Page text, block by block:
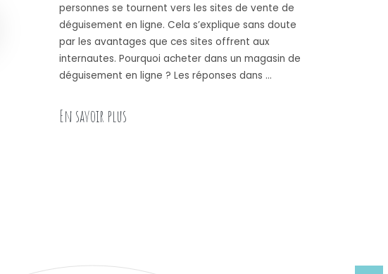
personnes se tournent vers les sites de vente de
déguisement en ligne. Cela s’explique sans doute
par les avantages que ces sites offrent aux
internautes. Pourquoi acheter dans un magasin de
déguisement en ligne ? Les réponses dans …
En savoir plus